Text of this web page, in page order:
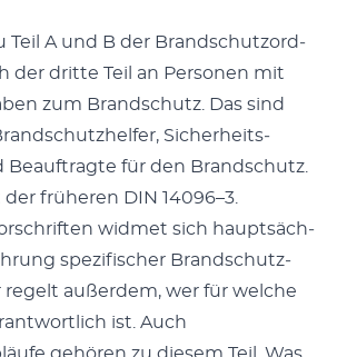
Teil A und B der Brand­schut­zord­
der dritte Teil an Per­so­n­en mit
zum Brand­schutz. Das sind
Sicher­heits­
Beauf­tragte für den Brand­schutz.
früheren DIN 14096–3.
wid­met sich haupt­säch­
spez­i­fis­ch­er Brand­schutz­
regelt außer­dem, wer für welche
ist. Auch